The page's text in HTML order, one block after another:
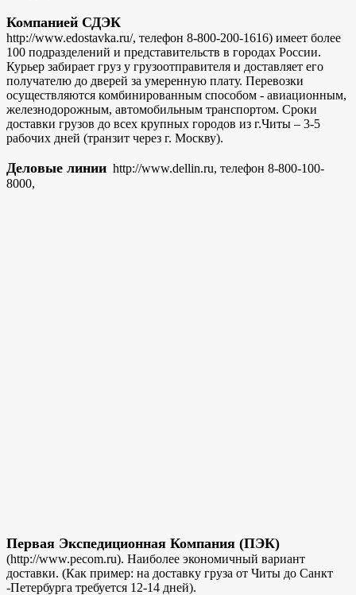
Компанией СДЭК
http://www.edostavka.ru/, телефон 8-800-200-1616) имеет более
100 подразделений и представительств в городах России.
Курьер забирает груз у грузоотправителя и доставляет его
получателю до дверей за умеренную плату. Перевозки
осуществляются комбинированным способом - авиационным,
железнодорожным, автомобильным транспортом. Сроки
доставки грузов до всех крупных городов из г.Читы – 3-5
рабочих дней (транзит через г. Москву).
Деловые линии http://www.dellin.ru, телефон 8-800-100-
8000,
Первая Экспедиционная Компания (ПЭК)
(http://www.pecom.ru). Наиболее экономичный вариант
доставки. (Как пример: на доставку груза от Читы до Санкт
-Петербурга требуется 12-14 дней).